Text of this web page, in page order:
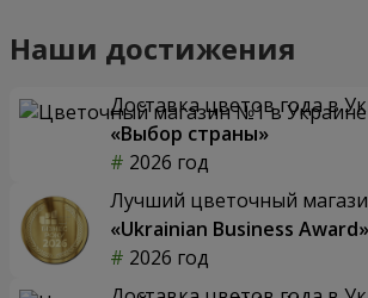
Наши достижения
Доставка цветов года в
«Выбор страны»
2026 год
Лучший цветочный
«Ukrainian Business Award»
2026 год